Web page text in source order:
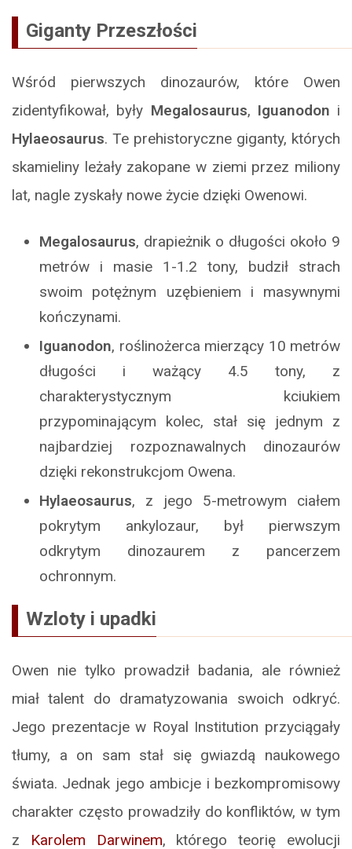
Giganty Przeszłości
Wśród pierwszych dinozaurów, które Owen
zidentyfikował, były Megalosaurus, Iguanodon i
Hylaeosaurus. Te prehistoryczne giganty, których
skamieliny leżały zakopane w ziemi przez miliony
lat, nagle zyskały nowe życie dzięki Owenowi.
Megalosaurus, drapieżnik o długości około 9
metrów i masie 1-1.2 tony, budził strach
swoim potężnym uzębieniem i masywnymi
kończynami.
Iguanodon, roślinożerca mierzący 10 metrów
długości i ważący 4.5 tony, z
charakterystycznym kciukiem
przypominającym kolec, stał się jednym z
najbardziej rozpoznawalnych dinozaurów
dzięki rekonstrukcjom Owena.
Hylaeosaurus, z jego 5-metrowym ciałem
pokrytym ankylozaur, był pierwszym
odkrytym dinozaurem z pancerzem
ochronnym.
Wzloty i upadki
Owen nie tylko prowadził badania, ale również
miał talent do dramatyzowania swoich odkryć.
Jego prezentacje w Royal Institution przyciągały
tłumy, a on sam stał się gwiazdą naukowego
świata. Jednak jego ambicje i bezkompromisowy
charakter często prowadziły do konfliktów, w tym
z Karolem Darwinem, którego teorię ewolucji